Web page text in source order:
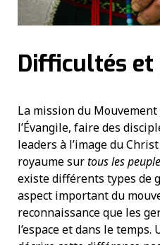
Difficultés
La mission du
l’Évangile, faire des
leaders à l’image du
royaume surtous les
existe différents types de
aspect important du
reconnaissance que les
l’espace et dans le temps.